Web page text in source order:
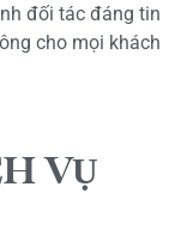
đối tác đáng tin
cho mọi khách
VỤ